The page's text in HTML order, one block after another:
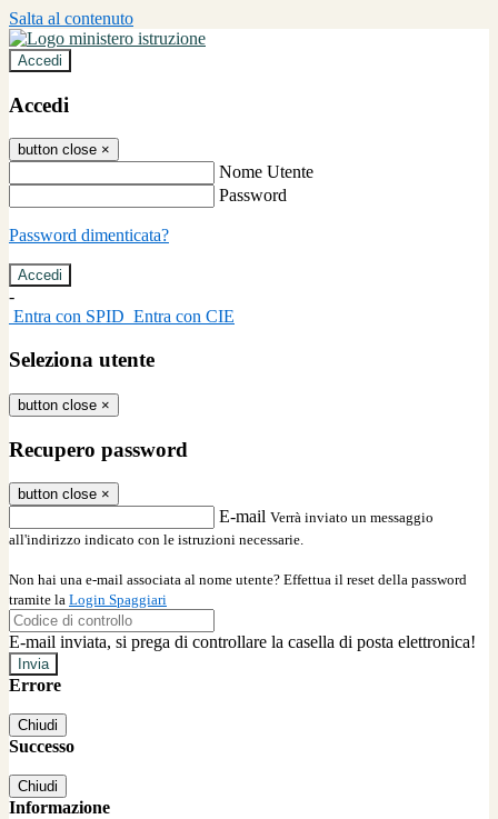
Salta al contenuto
Accedi
Accedi
button close ×
Nome Utente
Password
Password dimenticata?
-
Entra con SPID Entra con CIE
Seleziona utente
button close ×
Recupero password
button close ×
E-mail Verrà inviato un messaggio
all'indirizzo indicato con le istruzioni necessarie.
Non hai una e-mail associata al nome utente? Effettua il reset della password
tramite la Login Spaggiari
E-mail inviata, si prega di controllare la casella di posta elettronica!
Errore
Chiudi
Successo
Chiudi
Informazione